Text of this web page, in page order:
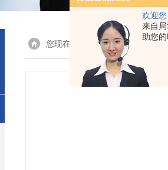
欢迎您
来自
助您的
您现在的位置：首页> 产品展示 >